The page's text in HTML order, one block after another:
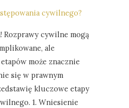
cywilnego?
Rozprawy cywilne mogą
ale
może znacznie
się w prawnym
kluczowe etapy
1. Wniesienie